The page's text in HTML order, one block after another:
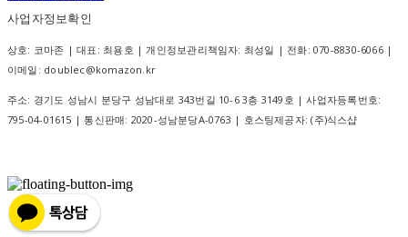
사업자정보확인
상호: 코마존 | 대표: 최용호 | 개인정보관리책임자: 최성일 | 전화: 070-8830-6066 |
이메일: doublec@komazon.kr
주소: 경기도 성남시 분당구 성남대로 343번길 10-6 3층 3149호 | 사업자등록번호:
795-04-01615 | 통신판매: 2020-성남분당A-0763 | 호스팅제공자: (주)식스샵